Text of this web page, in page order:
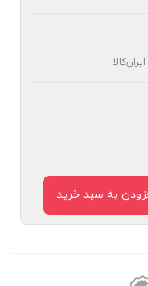
به سبد خرید